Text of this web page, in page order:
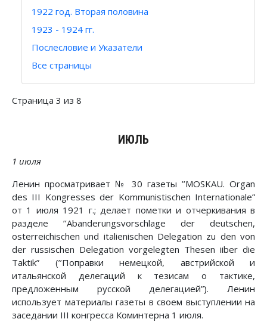
1922 год. Вторая половина
1923 - 1924 гг.
Послесловие и Указатели
Все страницы
Страница 3 из 8
ИЮЛЬ
1 июля
Ленин просматривает № 30 газеты ’’MOSKAU. Organ
des III Kongresses der Kommunistischen Internationale”
от 1 июля 1921 г.; делает пометки и отчеркивания в
разделе ’’Abanderungsvorschlage der deutschen,
osterreichischen und italienischen Delegation zu den von
der russischen Delegation vorgelegten Thesen iiber die
Taktik” (’’Поправки немецкой, австрийской и
итальянской делегаций к тезисам о тактике,
предложенным русской делегацией”). Ленин
использует материалы газеты в своем выступлении на
заседании III конгресса Коминтерна 1 июля.